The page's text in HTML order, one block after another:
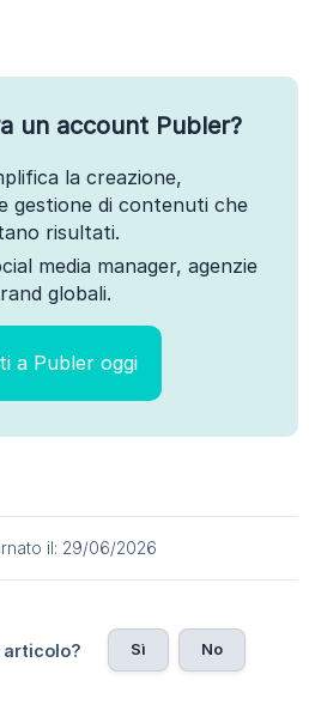
un account Publer?
la creazione,
gestione di contenuti che
risultati.
media manager, agenzie
globali.
a Publer oggi
il: 29/06/2026
articolo? Sì No